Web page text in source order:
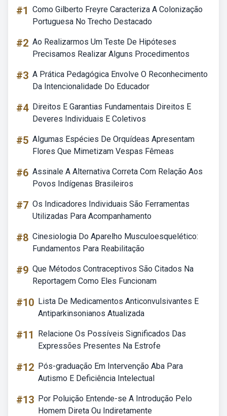
#1 Como Gilberto Freyre Caracteriza A Colonização
Portuguesa No Trecho Destacado
#2 Ao Realizarmos Um Teste De Hipóteses
Precisamos Realizar Alguns Procedimentos
#3 A Prática Pedagógica Envolve O Reconhecimento
Da Intencionalidade Do Educador
#4 Direitos E Garantias Fundamentais Direitos E
Deveres Individuais E Coletivos
#5 Algumas Espécies De Orquídeas Apresentam
Flores Que Mimetizam Vespas Fêmeas
#6 Assinale A Alternativa Correta Com Relação Aos
Povos Indígenas Brasileiros
#7 Os Indicadores Individuais São Ferramentas
Utilizadas Para Acompanhamento
#8 Cinesiologia Do Aparelho Musculoesquelético:
Fundamentos Para Reabilitação
#9 Que Métodos Contraceptivos São Citados Na
Reportagem Como Eles Funcionam
#10 Lista De Medicamentos Anticonvulsivantes E
Antiparkinsonianos Atualizada
#11
Relacione Os Possíveis Significados Das
Expressões Presentes Na Estrofe
#12 Pós-graduação Em Intervenção Aba Para
Autismo E Deficiência Intelectual
#13 Por Poluição Entende-se A Introdução Pelo
Homem Direta Ou Indiretamente